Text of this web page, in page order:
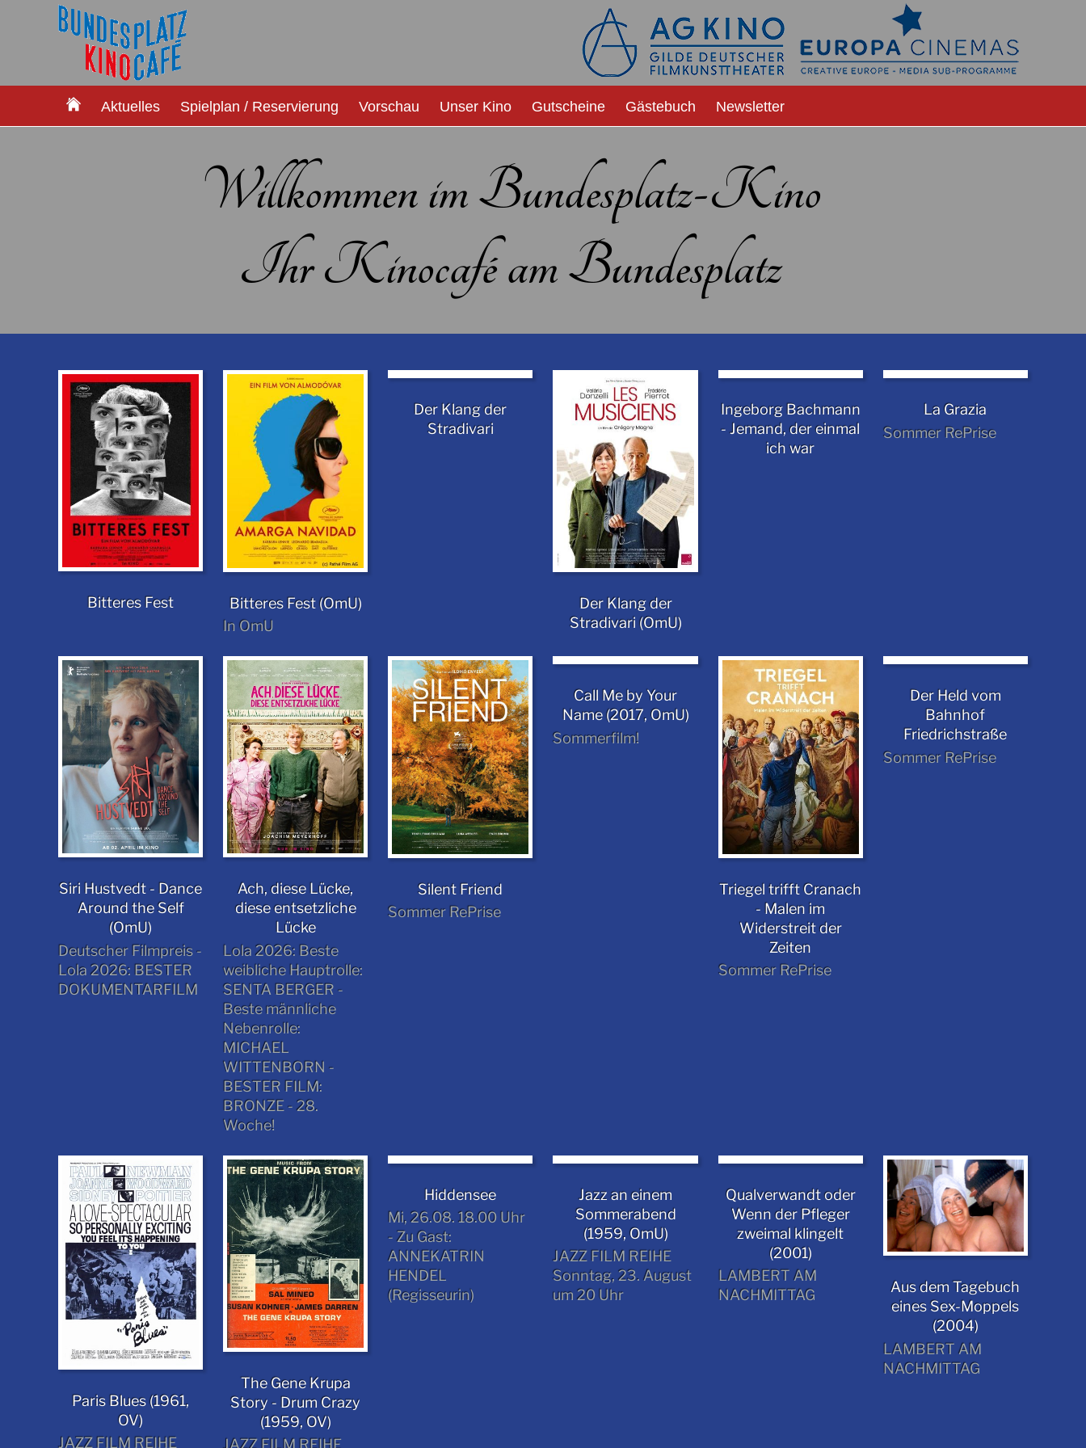
Aktuelles Spielplan / Reservierung Vorschau Unser Kino Gutscheine Gästebuch Newsletter
Willkommen im Bundesplatz-Kino
Ihr Kinocafé am Bundesplatz
Bitteres Fest
Bitteres Fest (OmU)
In OmU
Der Klang der
Stradivari
Der Klang der
Stradivari (OmU)
Ingeborg Bachmann
- Jemand, der einmal
ich war
La Grazia
Sommer RePrise
Siri Hustvedt - Dance
Around the Self
(OmU)
Deutscher Filmpreis -
Lola 2026: BESTER
DOKUMENTARFILM
Ach, diese Lücke,
diese entsetzliche
Lücke
Lola 2026: Beste
weibliche Hauptrolle:
SENTA BERGER -
Beste männliche
Nebenrolle:
MICHAEL
WITTENBORN -
BESTER FILM:
BRONZE - 28.
Woche!
Silent Friend
Sommer RePrise
Call Me by Your
Name (2017, OmU)
Sommerfilm!
Triegel trifft Cranach
- Malen im
Widerstreit der
Zeiten
Sommer RePrise
Der Held vom
Bahnhof
Friedrichstraße
Sommer RePrise
Paris Blues (1961,
OV)
JAZZ FILM REIHE
The Gene Krupa
Story - Drum Crazy
(1959, OV)
JAZZ FILM REIHE
Hiddensee
Mi, 26.08. 18.00 Uhr
- Zu Gast:
ANNEKATRIN
HENDEL
(Regisseurin)
Jazz an einem
Sommerabend
(1959, OmU)
JAZZ FILM REIHE
Sonntag, 23. August
um 20 Uhr
Qualverwandt oder
Wenn der Pfleger
zweimal klingelt
(2001)
LAMBERT AM
NACHMITTAG
Aus dem Tagebuch
eines Sex-Moppels
(2004)
LAMBERT AM
NACHMITTAG